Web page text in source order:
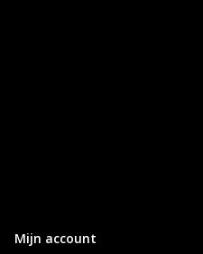
Mijn account